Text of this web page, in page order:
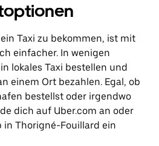
Taxi zu bekommen, ist mit
einfacher. In wenigen
lokales Taxi bestellen und
einem Ort bezahlen. Egal, ob
bestellst oder irgendwo
dich auf Uber.com an oder
Thorigné-Fouillard ein